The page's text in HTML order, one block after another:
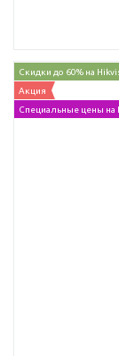
Скидки до 60% на
Акция
Специальные цены на